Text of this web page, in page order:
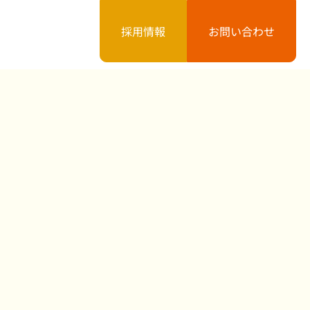
採用情報 お問い合わせ